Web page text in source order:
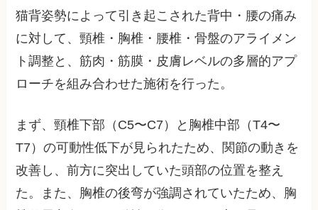
猫背姿勢によって引き起こされた背中・腰の痛み
に対して、頸椎・胸椎・腰椎・骨盤のアライメン
ト調整と、筋肉・筋膜・皮膚レベルの多層的アプ
ローチを組み合わせた施術を行った。
まず、頸椎下部（C5〜C7）と胸椎中部（T4〜
T7）の可動性低下が見られたため、関節の動きを
改善し、前方に突出していた頭部の位置を整え
た。また、胸椎の後弯が強調されていたため、胸